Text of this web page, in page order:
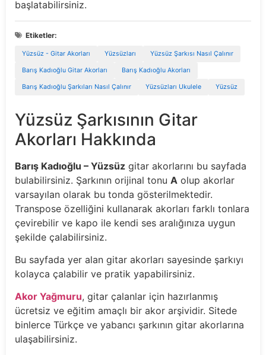
başlatabilirsiniz.
Etiketler:
Yüzsüz - Gitar Akorları Yüzsüzları Yüzsüz Şarkısı Nasıl Çalınır
Barış Kadıoğlu Gitar Akorları Barış Kadıoğlu Akorları
Barış Kadıoğlu Şarkıları Nasıl Çalınır Yüzsüzları Ukulele Yüzsüz
Yüzsüz Şarkısının Gitar
Akorları Hakkında
Barış Kadıoğlu – Yüzsüz gitar akorlarını bu sayfada
bulabilirsiniz. Şarkının orijinal tonu A olup akorlar
varsayılan olarak bu tonda gösterilmektedir.
Transpose özelliğini kullanarak akorları farklı tonlara
çevirebilir ve kapo ile kendi ses aralığınıza uygun
şekilde çalabilirsiniz.
Bu sayfada yer alan gitar akorları sayesinde şarkıyı
kolayca çalabilir ve pratik yapabilirsiniz.
Akor Yağmuru, gitar çalanlar için hazırlanmış
ücretsiz ve eğitim amaçlı bir akor arşividir. Sitede
binlerce Türkçe ve yabancı şarkının gitar akorlarına
ulaşabilirsiniz.